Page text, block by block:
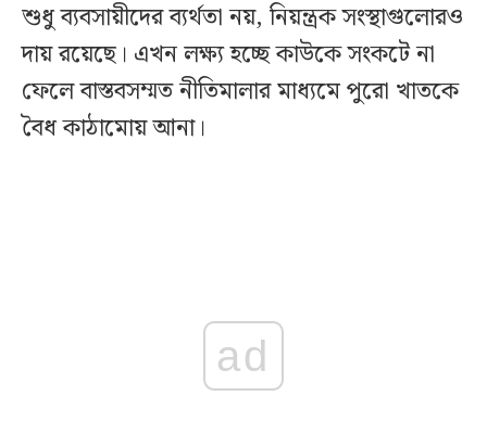
শুধু ব্যবসায়ীদের ব্যর্থতা নয়, নিয়ন্ত্রক সংস্থাগুলোরও
দায় রয়েছে। এখন লক্ষ্য হচ্ছে কাউকে সংকটে না
ফেলে বাস্তবসম্মত নীতিমালার মাধ্যমে পুরো খাতকে
বৈধ কাঠামোয় আনা।
ad